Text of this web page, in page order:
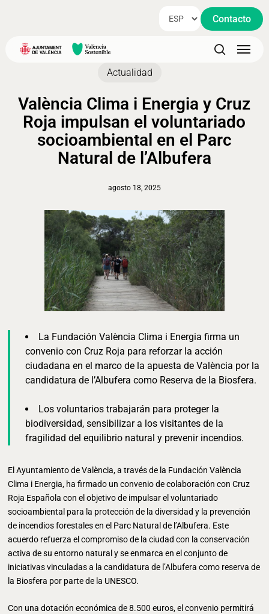
content
Contacto
search
Menu
Actualidad
València Clima i Energia y Cruz
Roja impulsan el voluntariado
socioambiental en el Parc
Natural de l’Albufera
agosto 18, 2025
La Fundación València Clima i Energia firma un
convenio con Cruz Roja para reforzar la acción
ciudadana en el marco de la apuesta de València por la
candidatura de l’Albufera como Reserva de la Biosfera.
Los voluntarios trabajarán para proteger la
biodiversidad, sensibilizar a los visitantes de la
fragilidad del equilibrio natural y prevenir incendios.
El Ayuntamiento de València, a través de la Fundación València
Clima i Energia, ha firmado un convenio de colaboración con Cruz
Roja Española con el objetivo de impulsar el voluntariado
socioambiental para la protección de la diversidad y la prevención
de incendios forestales en el Parc Natural de l’Albufera. Este
acuerdo refuerza el compromiso de la ciudad con la conservación
activa de su entorno natural y se enmarca en el conjunto de
iniciativas vinculadas a la candidatura de l’Albufera como reserva de
la Biosfera por parte de la UNESCO.
Con una dotación económica de 8.500 euros, el convenio permitirá